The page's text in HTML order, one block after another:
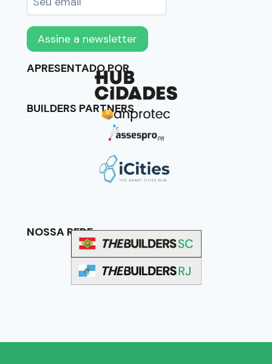
APRESENTADO POR
BUILDERS PARTNERS
NOSSA REDE